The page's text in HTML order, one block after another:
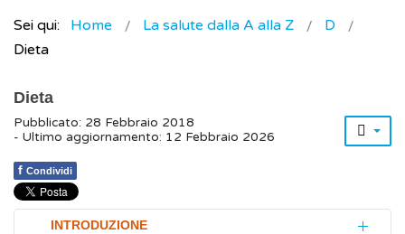
Sei qui: Home La salute dalla A alla Z
D
Dieta
Dieta
Pubblicato: 28 Febbraio 2018
- Ultimo aggiornamento: 12 Febbraio 2026
f Condividi
INTRODUZIONE